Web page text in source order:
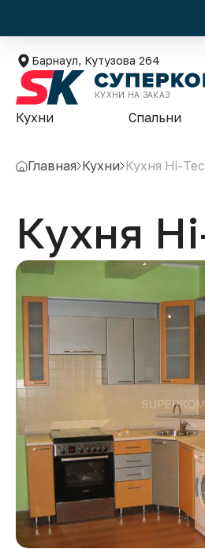
Барнаул, Кутузова 264
КУХНИ НА ЗАКАЗ
Кухни
Спальни
Главная Кухни Кухня Hi-
Кухня